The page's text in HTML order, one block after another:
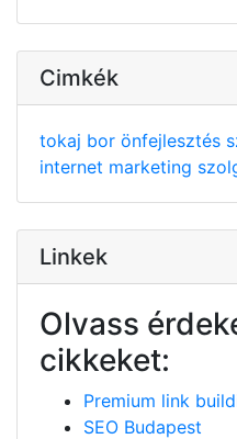
Cimkék
tokaj bor önfejlesztés
internet marketing
Linkek
Olvass
cikkeket:
Premium link
SEO Budapest